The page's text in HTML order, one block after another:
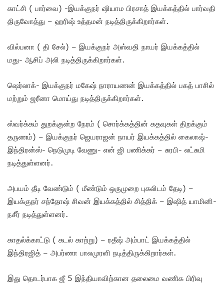
காட்சி ( பார்வை) -இயக்குநர் ஷியாம பிரசாத் இயக்கத்தில் பார்வதி
திருவோத்து – ஹரிஷ் உத்தமன் நடித்திருக்கிறார்கள்.
வில்பனா ( தி சேல்) – இயக்குநர் அஸ்வதி நாயர் இயக்கத்தில்
மது- ஆசிப் அலி நடித்திருக்கிறார்கள்.
ஷெர்லாக்- இயக்குநர் மகேஷ் நாராயணன் இயக்கத்தில் பகத் பாசில்
மற்றும் ஜரீனா மொய்து நடித்திருக்கிறார்கள்.
ஸ்வர்க்கம் துறக்குன்ற நேரம் ( சொர்க்கத்தின் கதவுகள் திறக்கும்
தருணம்) – இயக்குநர் ஜெயராஜன் நாயர் இயக்கத்தில் கைலாஷ்-
இந்திரன்ஸ்- நெடுமுடி வேணு- என் ஜி பணிக்கர் – சுரபி- லட்சுமி
நடித்துள்ளனர்.
அபயம் தீடி வேண்டும் ( மீண்டும் ஒருமுறை புகலிடம் தேடி) –
இயக்குநர் சந்தோஷ் சிவன் இயக்கத்தில் சித்திக் – இஷித் யாமினி-
நசீர் நடித்துள்ளனர்.
காதல்க்காட்டு ( கடல் காற்று) – ரதீஷ் அம்பாட் இயக்கத்தில்
இந்திரஜித் – அபர்ணா பாலமுரளி நடித்திருக்கிறார்கள்.‌
இது தொடர்பாக ஜீ 5 இந்தியாவிற்கான தலைமை வணிக பிரிவு